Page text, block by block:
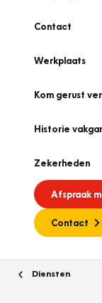
Contact
Werkplaats
Kom gerust
Historie
Zekerheden
Afspraak
Contact
Diensten